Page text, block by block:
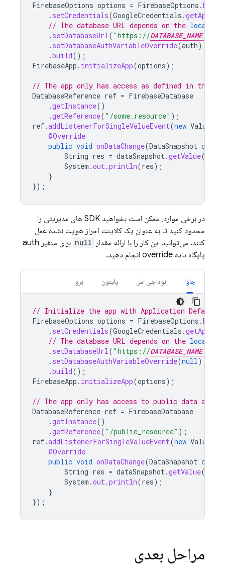
FirebaseOptions options = FirebaseOptions .
. setCredentials(GoogleCredentials .
// The database URL depends on the location
. setDatabaseUrl( "https://DATABASE_NAME
. setDatabaseAuthVariableOverride(auth)
.build();
FirebaseApp . initializeApp(options);
// The app only has access as defined in the
DatabaseReference ref = FirebaseDatabase
.getInstance()
.getReference( "/some_resource" );
ref.addListenerForSingleValueEvent(new
@Override
public void onDataChange(DataSnapshot
String res = dataSnapshot.getValue();
System .out.println(res);
}
});
در برخی موارد، ممکن است بخواهید SDK های مدیریتی را
محدود کنید تا به عنوان یک کلاینت احراز هویت نشده عمل
کنند. می‌توانید این کار را با ارائه مقدار
null
برای متغیر auth
پایگاه داده override انجام دهید.
جاوا نود جی اس پایتون برو
// Initialize the app with Application Default
FirebaseOptions options = FirebaseOptions .
. setCredentials(GoogleCredentials .
// The database URL depends on the location
. setDatabaseUrl( "https://DATABASE_NAME
. setDatabaseAuthVariableOverride(null)
.build();
FirebaseApp . initializeApp(options);
// The app only has access to public data as
DatabaseReference ref = FirebaseDatabase
.getInstance()
.getReference( "/public_resource" );
ref.addListenerForSingleValueEvent(new
@Override
public void onDataChange(DataSnapshot
String res = dataSnapshot.getValue();
System .out.println(res);
}
});
مراحل بعدی